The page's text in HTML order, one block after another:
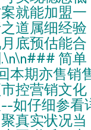
就能加盟一
道属细经验
底预估能合
简单
本期亦售销
控营销文化
如仔细参看
真实状况当